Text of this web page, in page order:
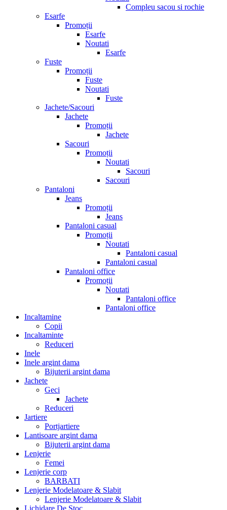
Compleu sacou si rochie
Esarfe
Promoții
Esarfe
Noutati
Esarfe
Fuste
Promoții
Fuste
Noutati
Fuste
Jachete/Sacouri
Jachete
Promoții
Jachete
Sacouri
Promoții
Noutati
Sacouri
Sacouri
Pantaloni
Jeans
Promoții
Jeans
Pantaloni casual
Promoții
Noutati
Pantaloni casual
Pantaloni casual
Pantaloni office
Promoții
Noutati
Pantaloni office
Pantaloni office
Incaltamine
Copii
Incaltaminte
Reduceri
Inele
Inele argint dama
Bijuterii argint dama
Jachete
Geci
Jachete
Reduceri
Jartiere
Portjartiere
Lantisoare argint dama
Bijuterii argint dama
Lenjerie
Femei
Lenjerie corp
BARBATI
Lenjerie Modelatoare & Slabit
Lenjerie Modelatoare & Slabit
Lichidare De Stoc